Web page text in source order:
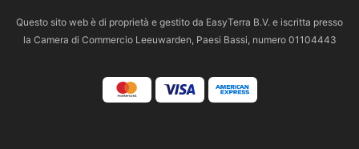
Questo sito web è di proprietà e gestito da EasyTerra B.V. e iscritta presso
la Camera di Commercio Leeuwarden, Paesi Bassi, numero 01104443